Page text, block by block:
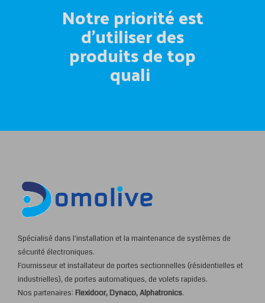
Notre priorité est
d'utiliser des
produits de top
qualité
Spécialisé dans l'installation et la maintenance de systèmes de
sécurité électroniques.
Fournisseur et installateur de portes sectionnelles (résidentielles et
industrielles), de portes automatiques, de volets rapides.
Nos partenaires: Flexidoor, Dynaco, Alphatronics.